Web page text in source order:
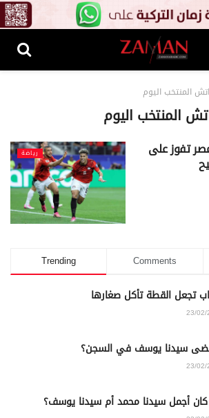
المنتخب اليوم
المنتخب اليوم
رياضة 2026: مصر تفوز على
Trending Comments
سيدنا يوسف في السجن؟
كان أجمل سيدنا محمد أم سيدنا يوسف؟